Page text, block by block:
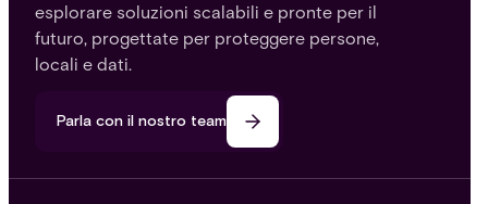
esplorare soluzioni scalabili e pronte per il
futuro, progettate per proteggere persone,
locali e dati.
Parla con il nostro team